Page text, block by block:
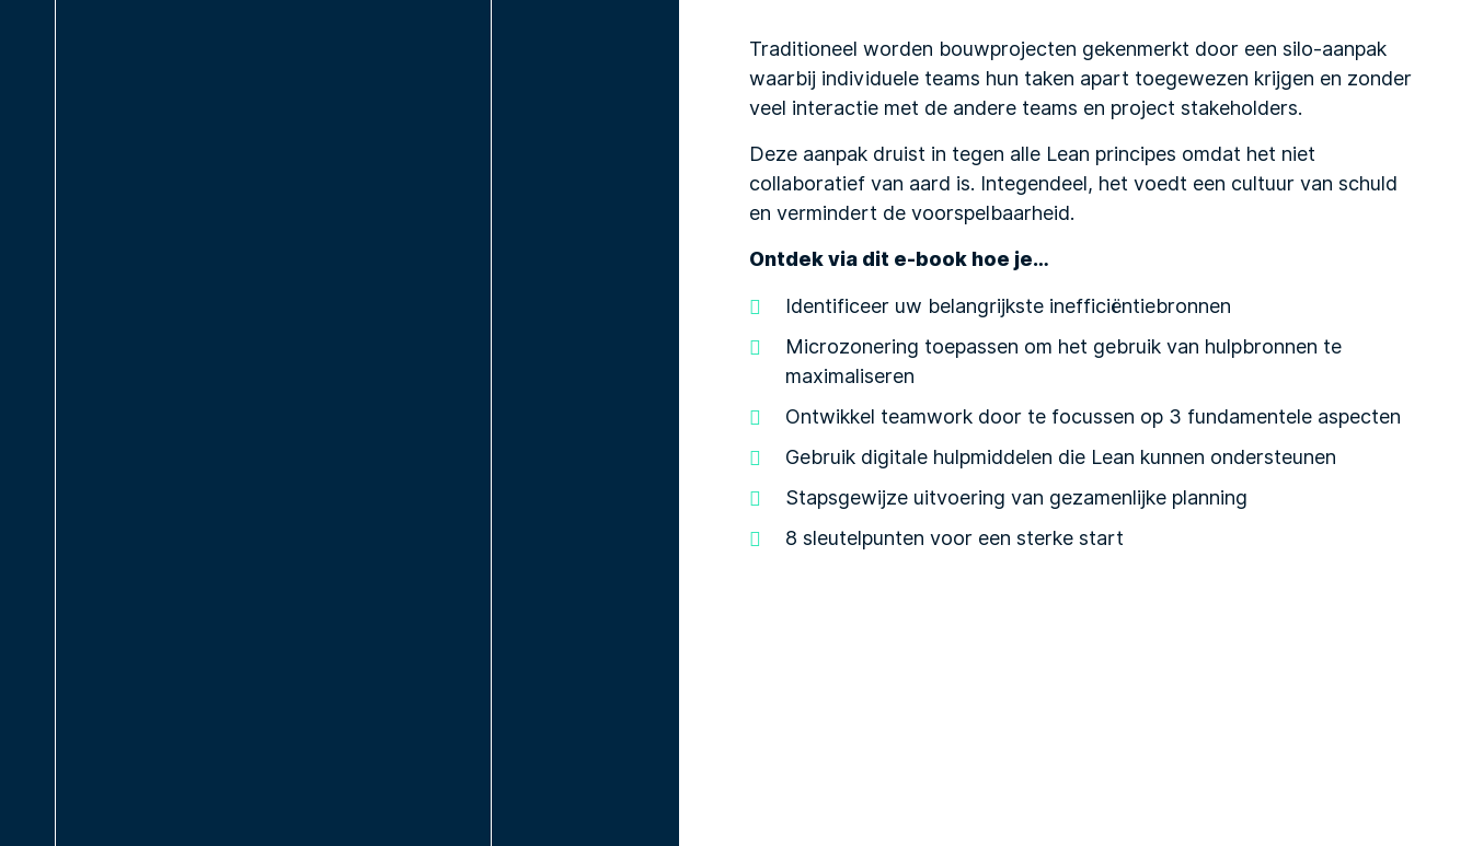
Traditioneel worden bouwprojecten gekenmerkt door een silo-aanpak
waarbij individuele teams hun taken apart toegewezen krijgen en zonder
veel interactie met de andere teams en project stakeholders.
Deze aanpak druist in tegen alle Lean principes omdat het niet
collaboratief van aard is. Integendeel, het voedt een cultuur van schuld
en vermindert de voorspelbaarheid.
Ontdek via dit e-book hoe je…
Identificeer uw belangrijkste inefficiëntiebronnen
Microzonering toepassen om het gebruik van hulpbronnen te
maximaliseren
Ontwikkel teamwork door te focussen op 3 fundamentele aspecten
Gebruik digitale hulpmiddelen die Lean kunnen ondersteunen
Stapsgewijze uitvoering van gezamenlijke planning
8 sleutelpunten voor een sterke start